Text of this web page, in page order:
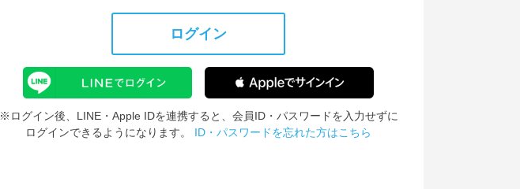
ログイン
※ログイン後、LINE・Apple IDを連携すると、会員ID・パスワードを入力せずに
ログインできるようになります。 ID・パスワードを忘れた方はこちら